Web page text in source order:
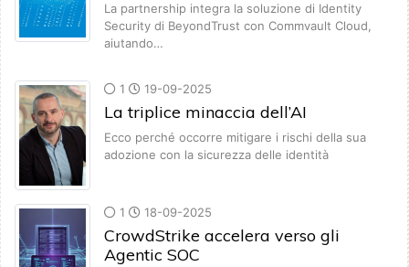
La partnership integra la soluzione di Identity
Security di BeyondTrust con Commvault Cloud,
aiutando…
1 19-09-2025
La triplice minaccia dell’AI
Ecco perché occorre mitigare i rischi della sua
adozione con la sicurezza delle identità
1 18-09-2025
CrowdStrike accelera verso gli
Agentic SOC